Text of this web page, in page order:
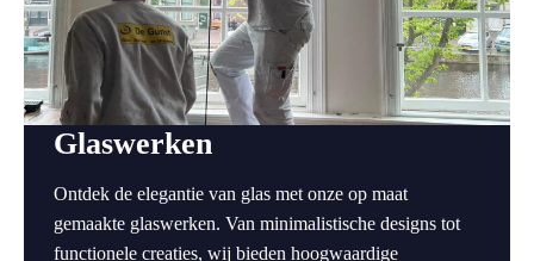
Glaswerken
Ontdek de elegantie van glas met onze op maat
gemaakte glaswerken. Van minimalistische designs tot
functionele creaties, wij bieden hoogwaardige